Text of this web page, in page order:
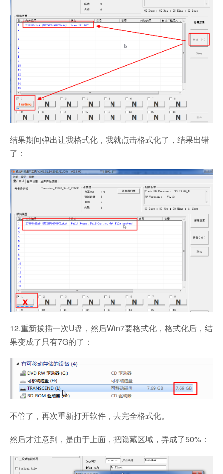
结果期间弹出让我格式化，我就点击格式化了，结果出错
了：
12.重新拔插一次U盘，然后Win7要格式化，格式化后，结
果变成了只有7G的了：
不管了，再次重新打开软件，去完全格式化。
然后才注意到，是由于上面，把隐藏区域，弄成了50%：